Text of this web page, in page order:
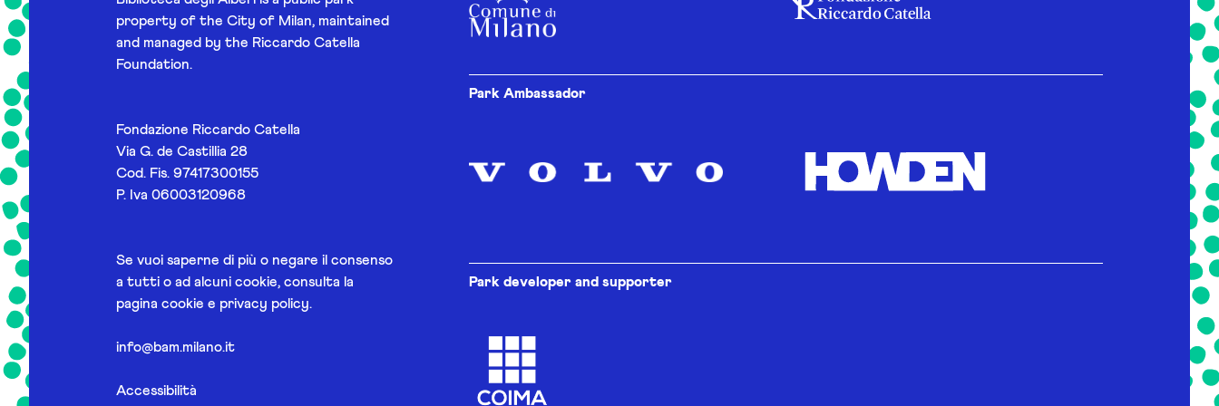
property of the City of Milan, maintained
and managed by the Riccardo Catella
Foundation.
Fondazione Riccardo Catella
Via G. de Castillia 28
Cod. Fis. 97417300155
P. Iva 06003120968
Se vuoi saperne di più o negare il consenso
a tutti o ad alcuni cookie, consulta la
pagina cookie e privacy policy.
info@bam.milano.it
Accessibilità
Park Ambassador
Park developer and supporter